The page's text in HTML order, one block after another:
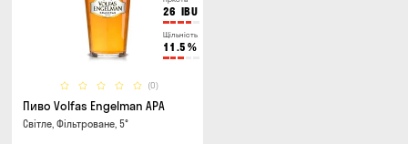
26 IBU
Щільність
11.5 %
(0)
Пиво Volfas Engelman APA
Світле, Фільтроване, 5°